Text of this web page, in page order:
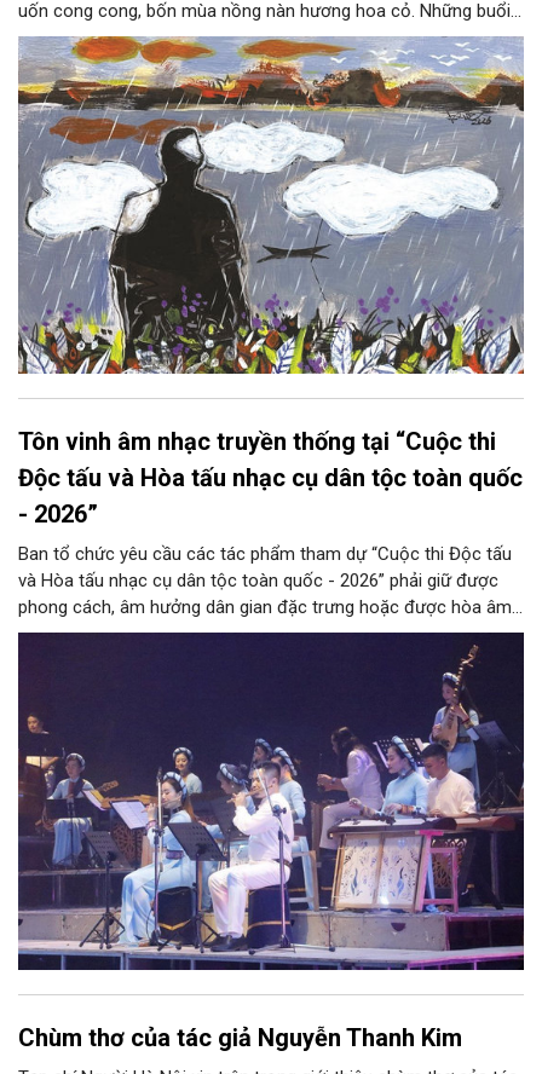
uốn cong cong, bốn mùa nồng nàn hương hoa cỏ. Những buổi
hoàng hôn, khi nắng đã dịu xuống phía cuối sông, đám hoa tím
lại thẫm màu như có ai vừa rắc lên một lớp khói.
Tôn vinh âm nhạc truyền thống tại “Cuộc thi
Độc tấu và Hòa tấu nhạc cụ dân tộc toàn quốc
- 2026”
Ban tổ chức yêu cầu các tác phẩm tham dự “Cuộc thi Độc tấu
và Hòa tấu nhạc cụ dân tộc toàn quốc - 2026” phải giữ được
phong cách, âm hưởng dân gian đặc trưng hoặc được hòa âm,
phối khí mới trên nền tảng làn điệu âm nhạc truyền thống Việt
Nam, đồng thời phải được trình diễn trực tiếp bằng nhạc cụ dân
Chùm thơ của tác giả Nguyễn Thanh Kim